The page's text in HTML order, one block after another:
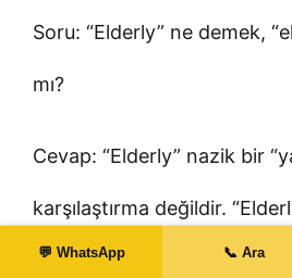
Soru: “Elderly” ne demek,
mı?
Cevap: “Elderly” nazik bir
karşılaştırma değildir.
kalıp yoktur.
💬 WhatsApp 📞 Ara